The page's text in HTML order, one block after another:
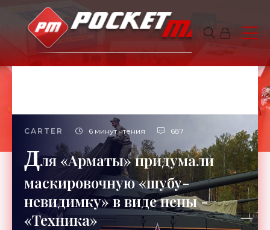
CARTER 6 минут чтения 687
Для «Арматы» придумали
маскировочную «шубу-
невидимку» в виде пены -
«Техника»